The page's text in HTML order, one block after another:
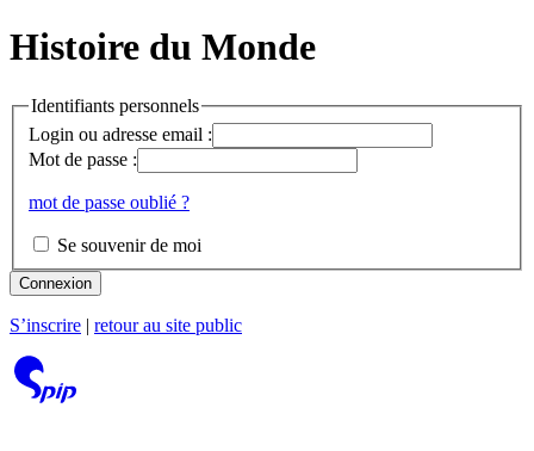
Histoire du Monde
Identifiants personnels
Login ou adresse email :
Mot de passe :
mot de passe oublié ?
Se souvenir de moi
Connexion
S’inscrire retour au site public